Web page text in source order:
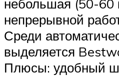
небольшая (50-60
непрерывной
Среди
выделяется
Плюсы: удобный